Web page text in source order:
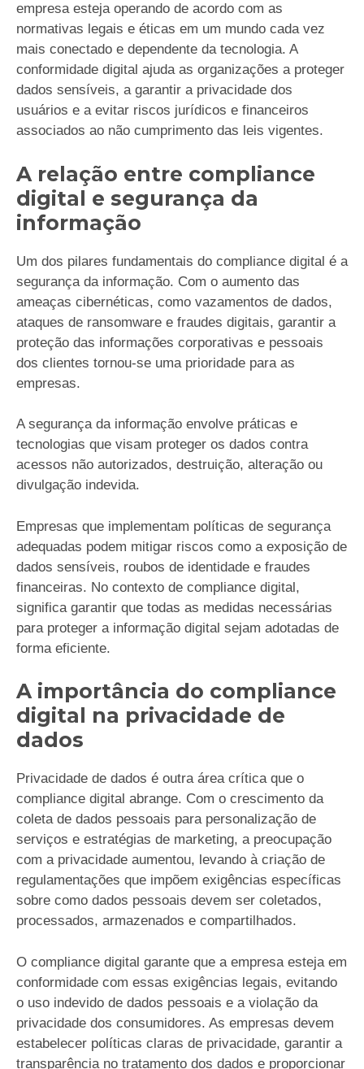
empresa esteja operando de acordo com as
normativas legais e éticas em um mundo cada vez
mais conectado e dependente da tecnologia. A
conformidade digital ajuda as organizações a proteger
dados sensíveis, a garantir a privacidade dos
usuários e a evitar riscos jurídicos e financeiros
associados ao não cumprimento das leis vigentes.
A relação entre compliance
digital e segurança da
informação
Um dos pilares fundamentais do compliance digital é a
segurança da informação. Com o aumento das
ameaças cibernéticas, como vazamentos de dados,
ataques de ransomware e fraudes digitais, garantir a
proteção das informações corporativas e pessoais
dos clientes tornou-se uma prioridade para as
empresas.
A segurança da informação envolve práticas e
tecnologias que visam proteger os dados contra
acessos não autorizados, destruição, alteração ou
divulgação indevida.
Empresas que implementam políticas de segurança
adequadas podem mitigar riscos como a exposição de
dados sensíveis, roubos de identidade e fraudes
financeiras. No contexto de compliance digital,
significa garantir que todas as medidas necessárias
para proteger a informação digital sejam adotadas de
forma eficiente.
A importância do compliance
digital na privacidade de
dados
Privacidade de dados é outra área crítica que o
compliance digital abrange. Com o crescimento da
coleta de dados pessoais para personalização de
serviços e estratégias de marketing, a preocupação
com a privacidade aumentou, levando à criação de
regulamentações que impõem exigências específicas
sobre como dados pessoais devem ser coletados,
processados, armazenados e compartilhados.
O compliance digital garante que a empresa esteja em
conformidade com essas exigências legais, evitando
o uso indevido de dados pessoais e a violação da
privacidade dos consumidores. As empresas devem
estabelecer políticas claras de privacidade, garantir a
transparência no tratamento dos dados e proporcionar